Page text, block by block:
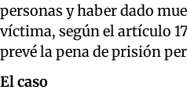
personas y haber dado
víctima, según el artículo
prevé la pena de prisión
El caso